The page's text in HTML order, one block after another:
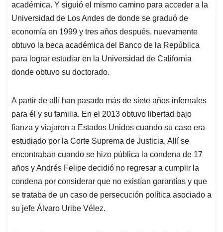
académica. Y siguió el mismo camino para acceder a la
Universidad de Los Andes de donde se graduó de
economía en 1999 y tres años después, nuevamente
obtuvo la beca académica del Banco de la República
para lograr estudiar en la Universidad de California
donde obtuvo su doctorado.
A partir de allí han pasado más de siete años infernales
para él y su familia. En el 2013 obtuvo libertad bajo
fianza y viajaron a Estados Unidos cuando su caso era
estudiado por la Corte Suprema de Justicia. Allí se
encontraban cuando se hizo pública la condena de 17
años y Andrés Felipe decidió no regresar a cumplir la
condena por considerar que no existían garantías y que
se trataba de un caso de persecución política asociado a
su jefe Álvaro Uribe Vélez.